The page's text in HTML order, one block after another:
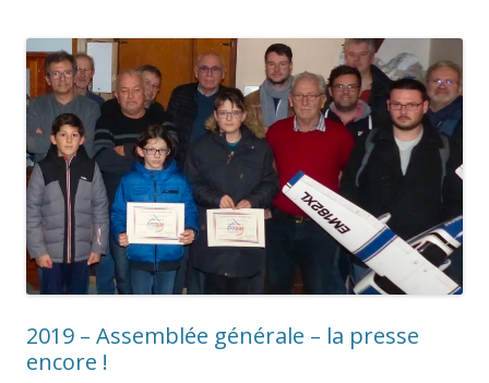
2019 – Assemblée générale – la presse
encore !